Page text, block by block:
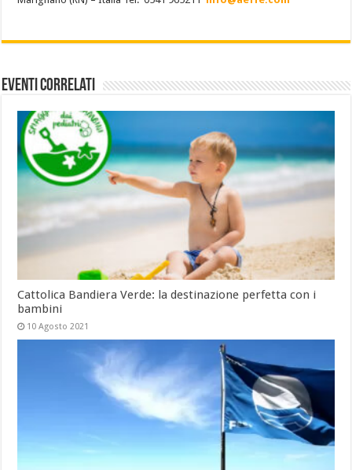
Eventi Correlati
Cattolica Bandiera Verde: la destinazione perfetta con i
bambini
10 Agosto 2021